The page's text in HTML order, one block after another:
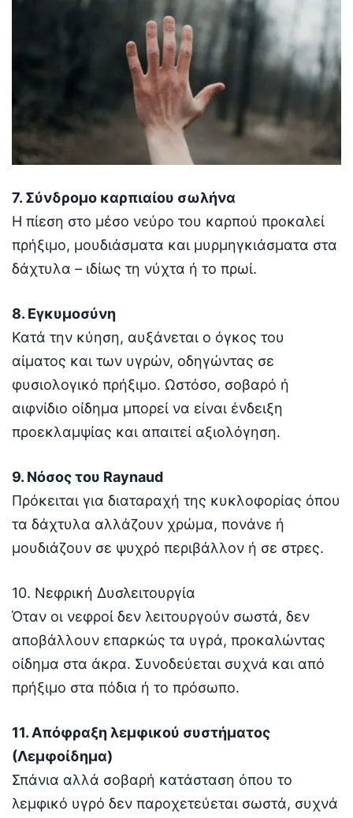
7. Σύνδρομο καρπιαίου σωλήνα
Η πίεση στο μέσο νεύρο του καρπού προκαλεί
πρήξιμο, μουδιάσματα και μυρμηγκιάσματα στα
δάχτυλα – ιδίως τη νύχτα ή το πρωί.
8. Εγκυμοσύνη
Κατά την κύηση, αυξάνεται ο όγκος του
αίματος και των υγρών, οδηγώντας σε
φυσιολογικό πρήξιμο. Ωστόσο, σοβαρό ή
αιφνίδιο οίδημα μπορεί να είναι ένδειξη
προεκλαμψίας και απαιτεί αξιολόγηση.
9. Νόσος του Raynaud
Πρόκειται για διαταραχή της κυκλοφορίας όπου
τα δάχτυλα αλλάζουν χρώμα, πονάνε ή
μουδιάζουν σε ψυχρό περιβάλλον ή σε στρες.
10. Νεφρική Δυσλειτουργία
Όταν οι νεφροί δεν λειτουργούν σωστά, δεν
αποβάλλουν επαρκώς τα υγρά, προκαλώντας
οίδημα στα άκρα. Συνοδεύεται συχνά και από
πρήξιμο στα πόδια ή το πρόσωπο.
11. Απόφραξη λεμφικού συστήματος
(Λεμφοίδημα)
Σπάνια αλλά σοβαρή κατάσταση όπου το
λεμφικό υγρό δεν παροχετεύεται σωστά, συχνά